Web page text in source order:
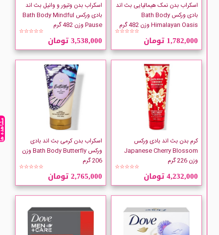
CARLINA
Casanova
CeraVe
CHIARA AMBRA
CINTHOL
CLIVEN
Collistar
COMEON
CUBA
اسکراب بدن نمک هیمالیایی بث اند
بادی ورکس Bath Body
Himalayan Oasis وزن 482 گرم
☆☆☆☆☆
1,782,000 تومان
اسکراب بدن وتیور و وانیل بث اند
بادی ورکس Bath Body Mindful
Pause وزن 482 گرم
☆☆☆☆☆
3,538,000 تومان
کرم بدن بث اند بادی ورکس
Japanese Cherry Blossom
وزن 226 گرم
☆☆☆☆☆
4,232,000 تومان
اسکراب بدن کرمی بث اند بادی
ورکس Bath Body Butterfly وزن
206 گرم
☆☆☆☆☆
2,765,000 تومان